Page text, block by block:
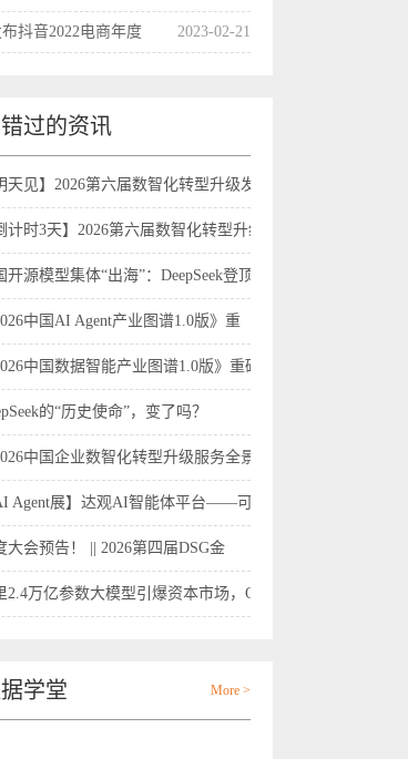
抖音2022电商年度 2023-02-21
过的资讯
天见】2026第六届数智化转型升级发展
计时3天】2026第六届数智化转型升级
开源模型集体“出海”：DeepSeek登顶
中国AI Agent产业图谱1.0版》重
中国数据智能产业图谱1.0版》重磅
的“历史使命”，变了吗？
中国企业数智化转型升级服务全景图
Agent展】达观AI智能体平台——可
大会预告！ || 2026第四届DSG金
2.4万亿参数大模型引爆资本市场，Op
学堂 More >